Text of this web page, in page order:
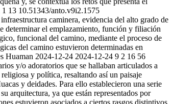
1 13 10.51343/anto.v9i2.1575
caminera, evidencia del alto grado de
determinar el emplazamiento, función y filiación
funcional del camino, mediante el proceso de
del camino estuvieron determinadas en
Huaman 2024-12-24 2024-12-24 9 2 16 56
y/o adoratorios que se hallaban articulados a
y política, resaltando así un paisaje
y deidades. Para ello establecieron una serie
arquitectura, ya que están representados por
estuvieron asociados a ciertos rasgos distintivos